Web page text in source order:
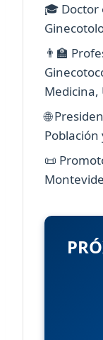
🎓 Doctor
👨‍🏫
Medicina,
🌐
Población
📜